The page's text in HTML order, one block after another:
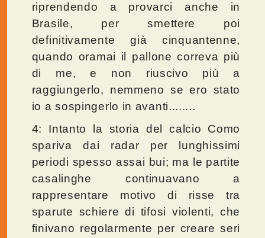
riprendendo a provarci anche in
Brasile, per smettere poi
definitivamente già cinquantenne,
quando oramai il pallone correva più
di me, e non riuscivo più a
raggiungerlo, nemmeno se ero stato
io a sospingerlo in avanti........
4: Intanto la storia del calcio Como
spariva dai radar per lunghissimi
periodi spesso assai bui; ma le partite
casalinghe continuavano a
rappresentare motivo di risse tra
sparute schiere di tifosi violenti, che
finivano regolarmente per creare seri